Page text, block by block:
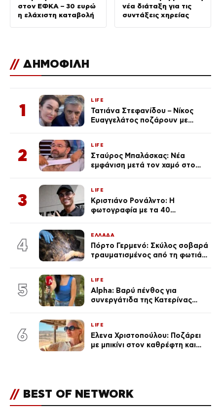
στον ΕΦΚΑ – 30 ευρώ
η ελάχιστη καταβολή
νέα διάταξη για τις
συντάξεις χηρείας
// ΔΗΜΟΦΙΛΗ
1
LIFE
Τατιάνα Στεφανίδου – Νίκος
Ευαγγελάτος ποζάρουν με
2
LIFE
Σταύρος Μπαλάσκας: Νέα
εμφάνιση μετά τον χαμό στο
3
LIFE
Κριστιάνο Ρονάλντο: Η
φωτογραφία με τα 40
εκ. likes
4
ΕΛΛΑΔΑ
Πόρτο Γερμενό: Σκύλος σοβαρά
τραυματισμένος από τη φωτιά
5
LIFE
Alpha: Βαρύ πένθος για
συνεργάτιδα της Κατερίνας
του Θεού»
6
LIFE
Έλενα Χριστοπούλου: Ποζάρει
με μπικίνι στον καθρέφτη και
// BEST OF NETWORK